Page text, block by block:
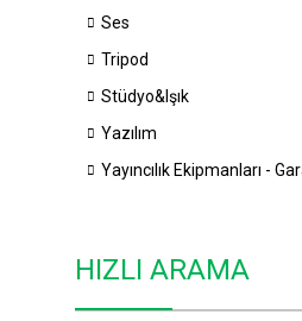
Ses
Tripod
Stüdyo&Işık
Yazılım
Yayıncılık Ekipmanları -
HIZLI ARAMA